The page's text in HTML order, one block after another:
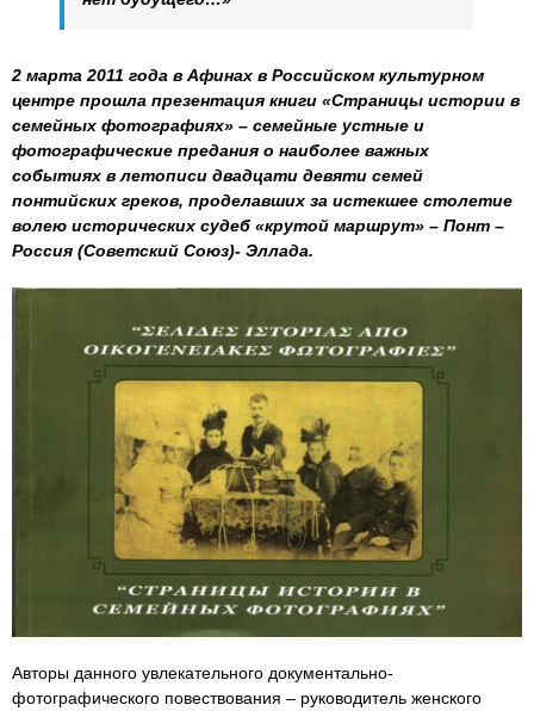
2 марта 2011 года в Афинах в Российском культурном
центре прошла презентация книги «Страницы истории в
семейных фотографиях» – семейные устные и
фотографические предания о наиболее важных
событиях в летописи двадцати девяти семей
понтийских греков, проделавших за истекшее столетие
волею исторических судеб «крутой маршрут» – Понт –
Россия (Советский Союз)- Эллада.
Авторы данного увлекательного документально-
фотографического повествования – руководитель женского